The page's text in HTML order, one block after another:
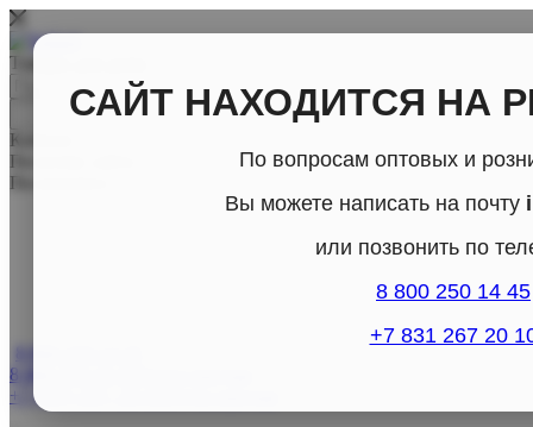
САЙТ НАХОДИТСЯ НА
По вопросам оптовых и
Вы можете написать на почту
или позвонить по
8 800 250 14 45
+7 831 267 20
Товары для дома
Каталог
По всему сайту
По каталогу
8 800-250-14-45
+7 (831) 267- 20-10